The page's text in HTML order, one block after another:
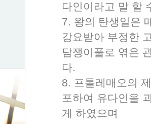
다인이라고 말 할
7. 왕의 탄생일은
강요받아 부정한
담쟁이풀로 엮은
다.
8. 프톨레매오의
포하여 유다인을
게 하였으며